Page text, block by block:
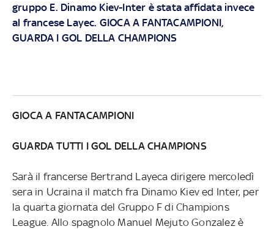
gruppo E. Dinamo Kiev-Inter è stata affidata invece
al francese Layec. GIOCA A FANTACAMPIONI,
GUARDA I GOL DELLA CHAMPIONS
GIOCA A FANTACAMPIONI
GUARDA TUTTI I GOL DELLA CHAMPIONS
Sarà il francerse Bertrand Layeca dirigere mercoledì
sera in Ucraina il match fra Dinamo Kiev ed Inter, per
la quarta giornata del Gruppo F di Champions
League. Allo spagnolo Manuel Mejuto Gonzalez è